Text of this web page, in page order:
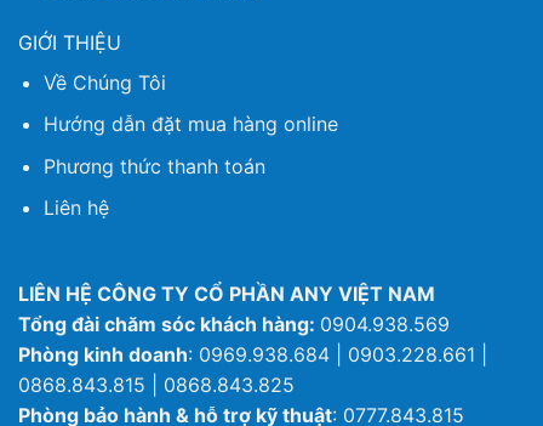
GIỚI THIỆU
Về Chúng Tôi
Hướng dẫn đặt mua hàng online
Phương thức thanh toán
Liên hệ
LIÊN HỆ CÔNG TY CỔ PHẦN ANY VIỆT NAM
Tổng đài chăm sóc khách hàng: 0904.938.569
Phòng kinh doanh: 0969.938.684 | 0903.228.661 |
0868.843.815 | 0868.843.825
Phòng bảo hành & hỗ trợ kỹ thuật: 0777.843.815